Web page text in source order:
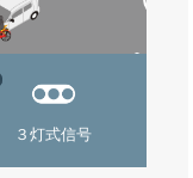
３灯式信号